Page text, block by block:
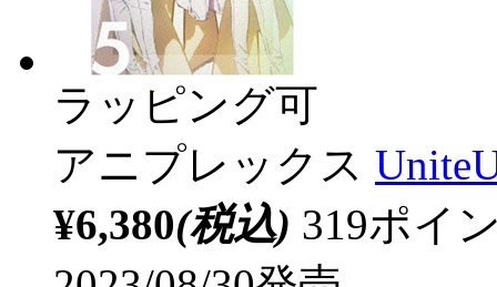
ラッピング可
アニプレックス
¥6,380(税込) 319ポイ